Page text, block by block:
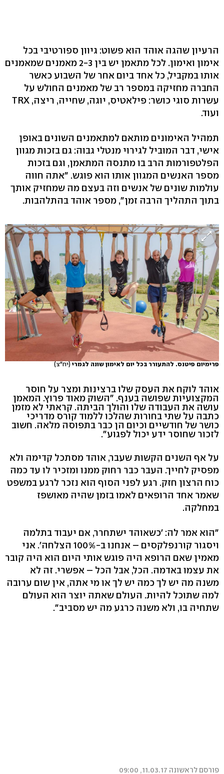
הרעיון שהגה אוהד הוא פשוט: גיוון ספורטיבי בכל
אימון ואימון. לכל מתאמן יש בין 2-3 מאמנים שמאמנים
אותו במקביל, כל אחד ביום אחר של השבוע כאשר
החברה מחזיקה במספר רב של מאמנים החולש על
עשרות סוגי כושר: פילאטיס, יוגה, שחייה, ריצה, TRX
ועוד.
תמהיל האימונים מותאם למתאמנים השונים באופן
אישי, דבר המוביל לגירוי מנטלי גבוה: גם בזכות מגוון
הפלטפורמות הרב בו מתנסה המתאמן, וגם בזכות
מספר האנשים המגוון אותו הוא פוגש. "אתה חווה
עולמות שונים של אנשים וזה בעצם מה שמחזיק אותך
בתוך התהליך הרבה זמן", מספר אוהד בהתלהבות.
פרימיום פיטנס. להתעורר בכל יום לאימון שונה לגמרי(יח"צ)
אוהד לוקח את העסק שלו ברצינות ומצר על חוסר
המקצועיות שפושה בענף. "השוק מאוד פרוץ. המאמן
עושה את העבודה שלו והולך הביתה. קראתי לא מזמן
כתבה על שתי בחורות שהלכו ללמוד קורס מדריכי
כושר של חודשיים וכיום הן כבר בתפוסה מלאה. חשוב
לזכור שחוסר ידע יכול לפגוע".
על אף השנים הקשות שעבר, אוהד מסתכל קדימה ולא
מפסיק לחייך. העבר כבר רחוק ממנו ומזכיר לו עד כמה
כוח הרצון חזק. רגע לפני הסוף הוא נזכר לרגע במשפט
שאמר אחד הרופאים לאמו בזמן שהיה מאושפז
במחלקה.
"הוא אמר לה: 'כשאוהד ישתחרר, אם יעבוד בתלמה
ויסגור קורנפלקסים – אנחנו ב-100% הצלחה'. אני
מאמין שאם הרופא היה פוגש אותי היום הוא היה קובר
את עצמו באדמה. הכל, אבל הכל – אפשרי. זה לא
משנה מה יש לך כמה יש לך או מי אתה, אין שום ערובה
למה שתוכל להיות. העולם שאתה יוצר הוא העולם
שתחיה בו, ולא משנה כרגע מה יש מסביב".
פורסם לראשונה 11.03.17, 09:00